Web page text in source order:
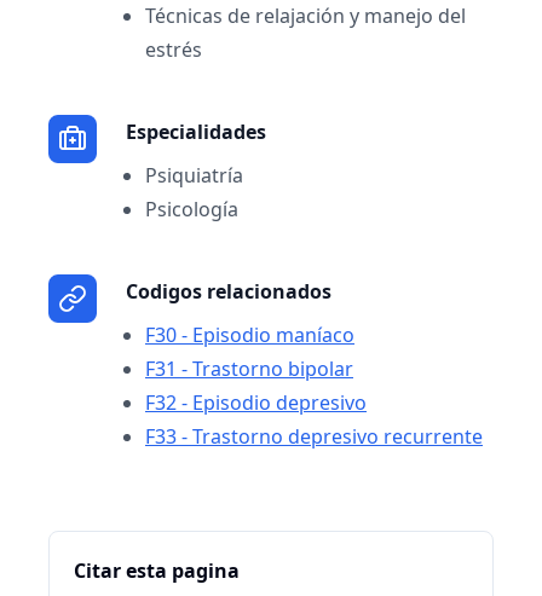
Técnicas de relajación y manejo del
estrés
Especialidades
Psiquiatría
Psicología
Codigos relacionados
F30 - Episodio maníaco
F31 - Trastorno bipolar
F32 - Episodio depresivo
F33 - Trastorno depresivo recurrente
Citar esta pagina